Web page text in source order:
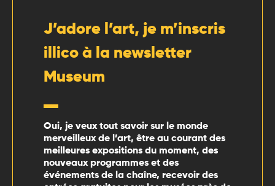
J’adore l’art, je m’inscris
illico à la newsletter
Museum
Oui, je veux tout savoir sur le monde
merveilleux de l’art, être au courant des
meilleures expositions du moment, des
nouveaux programmes et des
événements de la chaîne, recevoir des